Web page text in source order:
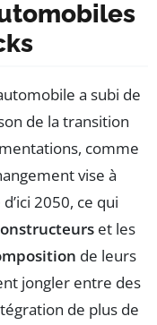
a subi de
de la transition
comme
vise à
d’ici 2050, ce qui
et les
de leurs
jongler entre des
de plus de